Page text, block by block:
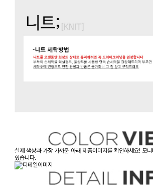
실제 색상과 가장 가까운 아래 제품이미지를 확인하세요! 모
있습니다.